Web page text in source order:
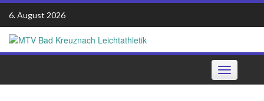
Skip
content
6. August 2026
Toggle
navigation